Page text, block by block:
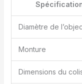
Diamètre de
Monture
Dimensions du